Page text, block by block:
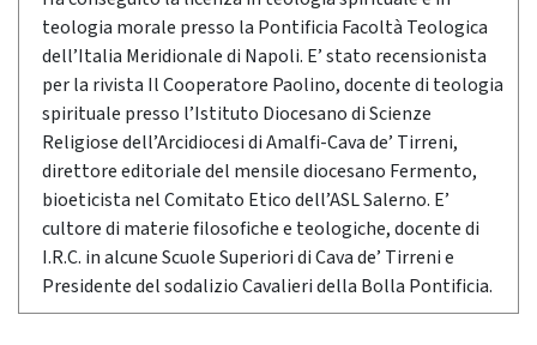
teologia morale presso la Pontificia Facoltà Teologica
dell’Italia Meridionale di Napoli. E’ stato recensionista
per la rivista Il Cooperatore Paolino, docente di teologia
spirituale presso l’Istituto Diocesano di Scienze
Religiose dell’Arcidiocesi di Amalfi-Cava de’ Tirreni,
direttore editoriale del mensile diocesano Fermento,
bioeticista nel Comitato Etico dell’ASL Salerno. E’
cultore di materie filosofiche e teologiche, docente di
I.R.C. in alcune Scuole Superiori di Cava de’ Tirreni e
Presidente del sodalizio Cavalieri della Bolla Pontificia.